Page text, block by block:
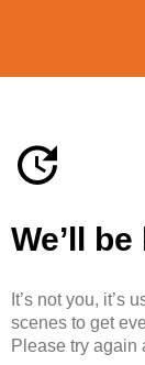
We’ll
It’s not you, it’s
scenes to get
Please try again